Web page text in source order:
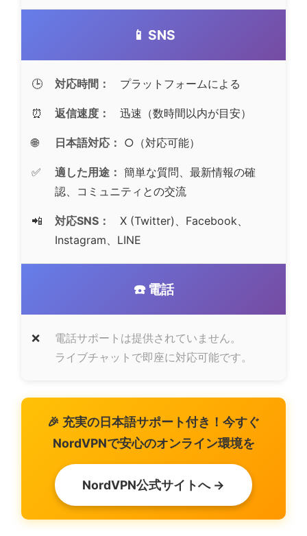
📱 SNS
🕒 対応時間： プラットフォームによる
⏰ 返信速度： 迅速（数時間以内が目安）
🌐 日本語対応： ○（対応可能）
✅ 適した用途： 簡単な質問、最新情報の確
認、コミュニティとの交流
📲 対応SNS：
X (Twitter)、Facebook、
Instagram、LINE
☎️ 電話
❌
電話サポートは提供されていません。
ライブチャットで即座に対応可能です。
🎉 充実の日本語サポート付き！今すぐ
NordVPNで安心のオンライン環境を
NordVPN公式サイトへ →